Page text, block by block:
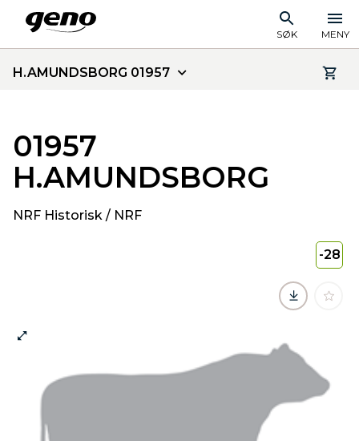
SØK MENY
H.AMUNDSBORG 01957
01957
H.AMUNDSBORG
NRF Historisk / NRF
-28